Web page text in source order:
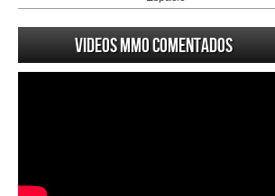
Videos MMO Comentados